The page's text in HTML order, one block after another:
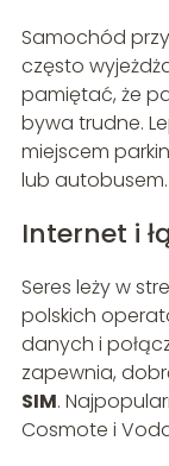
Samochód
często
pamiętać, że
bywa trudne.
miejscem
lub autobusem.
Internet i
Seres leży w
polskich
danych i
zapewnia,
SIM.
Cosmote i